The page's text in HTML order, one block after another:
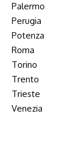
Palermo
Perugia
Potenza
Roma
Torino
Trento
Trieste
Venezia